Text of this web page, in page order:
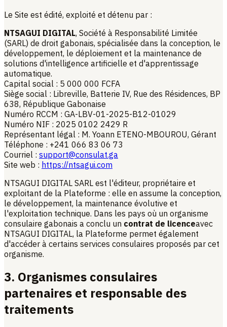
Le Site est édité, exploité et détenu par :
NTSAGUI DIGITAL, Société à Responsabilité Limitée
(SARL) de droit gabonais, spécialisée dans la conception, le
développement, le déploiement et la maintenance de
solutions d'intelligence artificielle et d'apprentissage
automatique.
Capital social : 5 000 000 FCFA
Siège social : Libreville, Batterie IV, Rue des Résidences, BP
638, République Gabonaise
Numéro RCCM : GA-LBV-01-2025-B12-01029
Numéro NIF : 2025 0102 2429 R
Représentant légal : M. Yoann ETENO-MBOUROU, Gérant
Téléphone : +241 066 83 06 73
Courriel : support@consulat.ga
Site web : https://ntsagui.com
NTSAGUI DIGITAL SARL est l'éditeur, propriétaire et
exploitant de la Plateforme : elle en assume la conception,
le développement, la maintenance évolutive et
l'exploitation technique. Dans les pays où un organisme
consulaire gabonais a conclu un contrat de licenceavec
NTSAGUI DIGITAL, la Plateforme permet également
d'accéder à certains services consulaires proposés par cet
organisme.
3. Organismes consulaires
partenaires et responsable des
traitements